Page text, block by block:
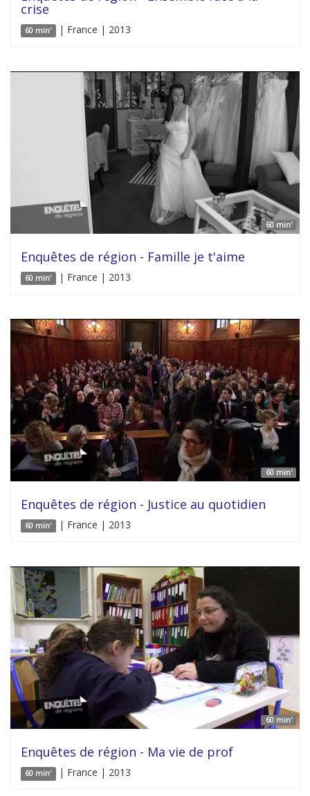
crise
60 min' | France | 2013
60 min'
Enquêtes de région - Famille je t'aime
60 min' | France | 2013
60 min'
Enquêtes de région - Justice au quotidien
60 min' | France | 2013
60 min'
Enquêtes de région - Ma vie de prof
60 min' | France | 2013